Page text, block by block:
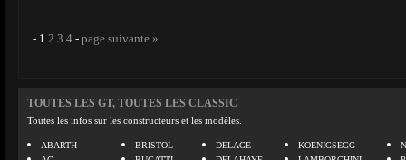
- 1 2 3 4 - page suivante »
TOUTES LES GT, TOUTES LES CLASSIC
Toutes les infos sur les constructeurs et les modèles.
ABARTH
BRISTOL
DELAGE
KOENIGSEGG